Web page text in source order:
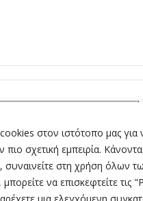
στον ιστότοπο μας για
σχετική εμπειρία.
στη χρήση όλων
να επισκεφτείτε τις